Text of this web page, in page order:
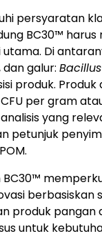
persyaratan
BC30™
utama. Di
dan galur:
produk. Produk
CFU per gram
yang
petunjuk
BC30™
berbasiskan
produk pangan
untuk